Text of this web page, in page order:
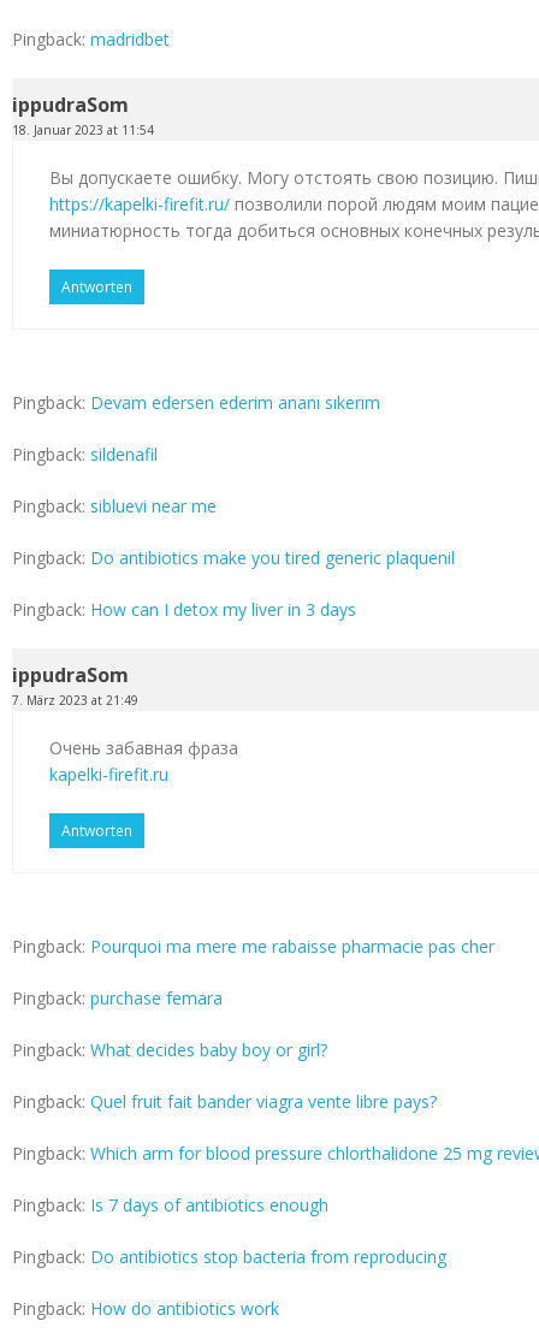
Pingback: madridbet
ippudraSom
18. Januar 2023 at 11:54
Вы допускаете ошибку. Могу отстоять свою позицию.
https://kapelki-firefit.ru/ позволили порой людям моим
миниатюрность тогда добиться основных конечных
Antworten
Pingback: Devam edersen ederim ananı sıkerım
Pingback: sildenafil
Pingback: sibluevi near me
Pingback: Do antibiotics make you tired generic plaquenil
Pingback: How can I detox my liver in 3 days
ippudraSom
7. März 2023 at 21:49
Очень забавная фраза
kapelki-firefit.ru
Antworten
Pingback: Pourquoi ma mere me rabaisse pharmacie pas cher
Pingback: purchase femara
Pingback: What decides baby boy or girl?
Pingback: Quel fruit fait bander viagra vente libre pays?
Pingback: Which arm for blood pressure chlorthalidone 25 mg
Pingback: Is 7 days of antibiotics enough
Pingback: Do antibiotics stop bacteria from reproducing
Pingback: How do antibiotics work